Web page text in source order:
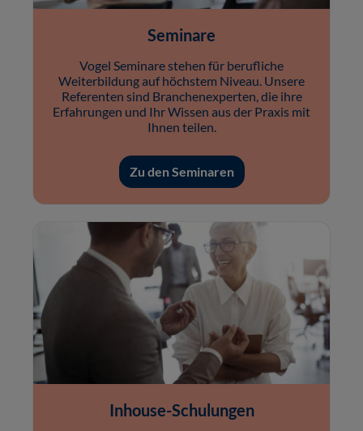
Seminare
Vogel Seminare stehen für berufliche
Weiterbildung auf höchstem Niveau. Unsere
Referenten sind Branchenexperten, die ihre
Erfahrungen und Ihr Wissen aus der Praxis mit
Ihnen teilen.
Zu den Seminaren
Inhouse-Schulungen